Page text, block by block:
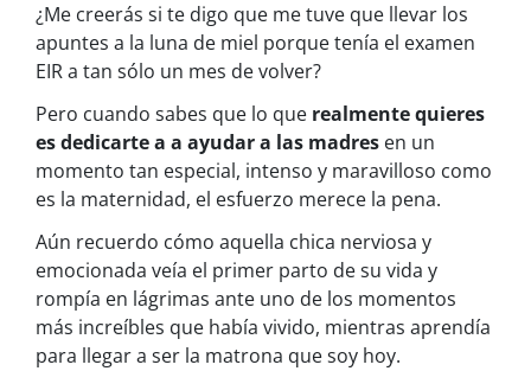
¿Me creerás si te digo que me tuve que llevar los
apuntes a la luna de miel porque tenía el examen
EIR a tan sólo un mes de volver?
Pero cuando sabes que lo que realmente quieres
es dedicarte a a ayudar a las madres en un
momento tan especial, intenso y maravilloso como
es la maternidad, el esfuerzo merece la pena.
Aún recuerdo cómo aquella chica nerviosa y
emocionada veía el primer parto de su vida y
rompía en lágrimas ante uno de los momentos
más increíbles que había vivido, mientras aprendía
para llegar a ser la matrona que soy hoy.